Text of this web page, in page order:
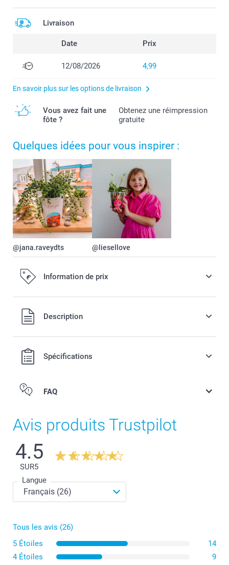
Livraison
Date Prix
12/08/2026 4,99
En savoir plus sur les options de livraison
Vous avez fait une
fôte ?
Obtenez une réimpression
gratuite
Quelques idées pour vous inspirer :
@jana.raveydts @liesellove
Information de prix
Tous les prix sont en EURO (€), TVA incluse et hors frais de
port.
Description
Spécifications
Petit pot de fleurs
FAQ
Avis produits Trustpilot
4.5
SUR5
Langue
Tous les avis (26)
5 Étoiles
14
4 Étoiles
9